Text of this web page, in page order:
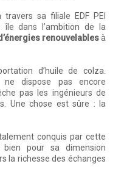
sa filiale EDF PEI
île dans l’ambition de la
renouvelablesà
d’huile de colza.
ne dispose pas encore
pas les ingénieurs de
Une chose est sûre : la
conquis par cette
pour sa dimension
la richesse des échanges